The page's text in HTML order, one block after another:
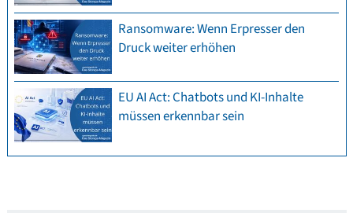
Ransomware: Wenn Erpresser den
Druck weiter erhöhen
EU AI Act: Chatbots und KI-Inhalte
müssen erkennbar sein